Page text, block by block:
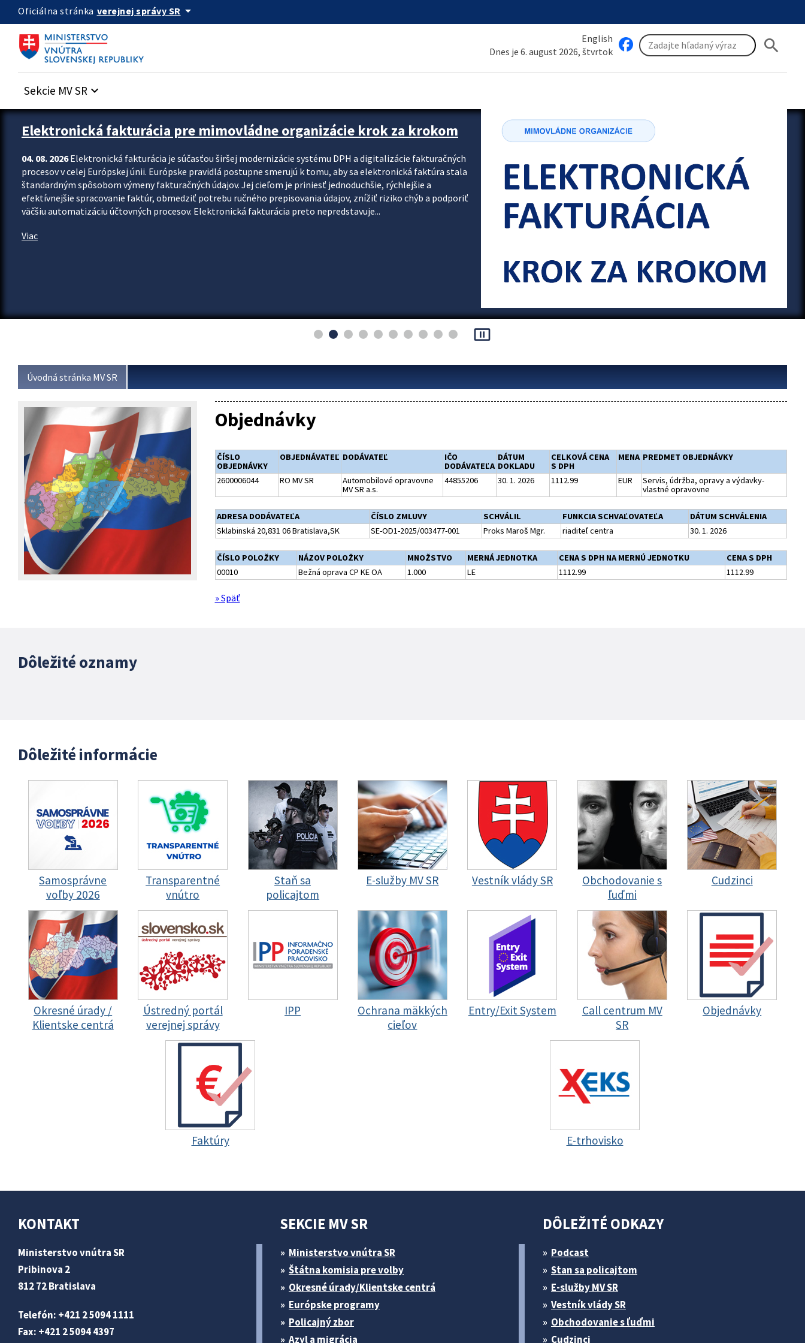
Preskocit na hlavný obsah
Oficiálna stránka verejnej správy SR arrow_drop_down
English
Dnes je 6. august 2026, štvrtok
search
Sekcie MV SR keyboard_arrow_down
Zastavit automatický posun upútavok
Elektronická fakturácia pre mimovládne organizácie krok za krokom
04. 08. 2026Elektronická fakturácia je súčasťou širšej modernizácie systému DPH a digitalizácie fakturačných
procesov v celej Európskej únii. Európske pravidlá postupne smerujú k tomu, aby sa elektronická faktúra stala
štandardným spôsobom výmeny fakturačných údajov. Jej cieľom je priniesť jednoduchšie, rýchlejšie a
efektívnejšie spracovanie faktúr, obmedziť potrebu ručného prepisovania údajov, znížiť riziko chýb a podporiť
väčšiu automatizáciu účtovných procesov. Elektronická fakturácia preto nepredstavuje...
Viac
pause_presentation
Úvodná stránka MV SR
Objednávky
ČÍSLO
OBJEDNÁVKY
OBJEDNÁVATEĽ DODÁVATEĽ
IČO
DODÁVATEĽA
DÁTUM
DOKLADU
CELKOVÁ CENA
S DPH
MENA PREDMET OBJEDNÁVKY
2600006044 RO MV SR
Automobilové opravovne
MV SR a.s.
44855206 30. 1. 2026 1112.99 EUR
Servis, údržba, opravy a výdavky-
vlastné opravovne
ADRESA DODÁVATEĽA ČÍSLO ZMLUVY SCHVÁLIL FUNKCIA SCHVAĽOVATEĽA
DÁTUM SCHVÁLENIA
Sklabinská 20,831 06 Bratislava,SK
SE-OD1-2025/003477-001 Proks Maroš Mgr. riaditeľ centra 30. 1. 2026
ČÍSLO POLOŽKY NÁZOV POLOŽKY MNOŽSTVO MERNÁ JEDNOTKA CENA S DPH NA MERNÚ JEDNOTKU
CENA S DPH
00010
Bežná oprava CP KE OA 1.000 LE 1112.99 1112.99
» Späť
Dôležité oznamy
Dôležité informácie
Samosprávne
voľby 2026
Transparentné
vnútro
Staň sa
policajtom
E-služby MV SR Vestník vlády SR
Obchodovanie s
ľuďmi
Cudzinci
Okresné úrady /
Klientske centrá
Ústredný portál
verejnej správy
IPP
Ochrana mäkkých
cieľov
Entry/Exit System
Call centrum MV
SR
Objednávky
Faktúry E-trhovisko
KONTAKT
Ministerstvo vnútra SR
Pribinova 2
812 72 Bratislava
Telefón: +421 2 5094 1111
Fax: +421 2 5094 4397
SEKCIE MV SR
Ministerstvo vnútra SR
Štátna komisia pre volby
Okresné úrady/Klientske centrá
Európske programy
Policajný zbor
Azyl a migrácia
DÔLEŽITÉ ODKAZY
Podcast
Stan sa policajtom
E-služby MV SR
Vestník vlády SR
Obchodovanie s ľuďmi
Cudzinci